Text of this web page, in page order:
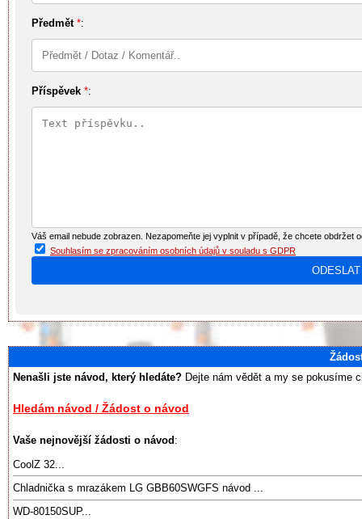
Předmět *:
Příspěvek *:
Váš email nebude zobrazen. Nezapomeňte jej vyplnit v případě, že chcete obdržet
Souhlasím se zpracováním osobních údajů v souladu s GDPR
Nenašli jste návod, který hledáte? Dejte nám vědět a my se pokusíme
Hledám návod / Žádost o návod
Vaše nejnovější žádosti o návod :
CoolZ 32...
Chladnička s mrazákem LG GBB60SWGFS návod ...
WD-80150SUP...